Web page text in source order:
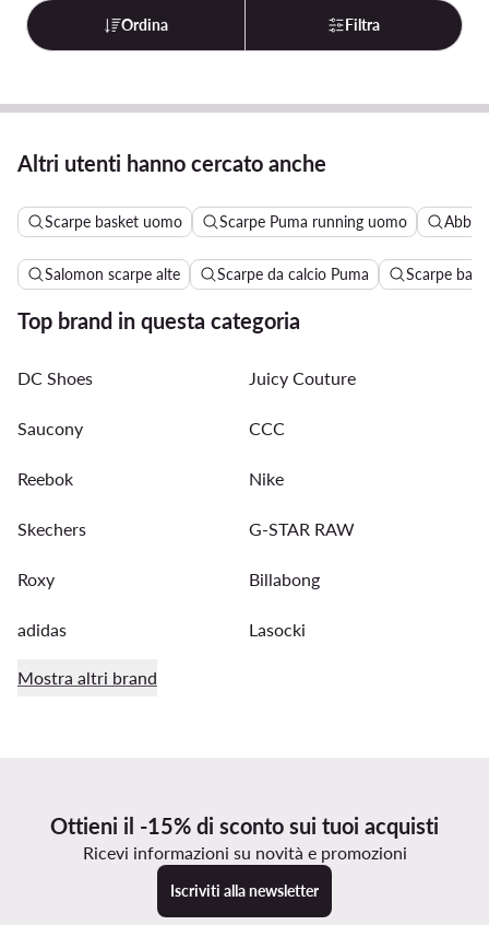
Ordina Filtra
Altri utenti hanno cercato anche
Scarpe basket uomo Scarpe Puma running uomo
Salomon scarpe alte Scarpe da calcio Puma Scarpe
Top brand in questa categoria
DC Shoes Juicy Couture
Saucony CCC
Reebok Nike
Skechers G-STAR RAW
Roxy Billabong
adidas Lasocki
Mostra altri brand
Ottieni il -15% di sconto sui tuoi acquisti
Ricevi informazioni su novità e promozioni
Iscriviti alla newsletter